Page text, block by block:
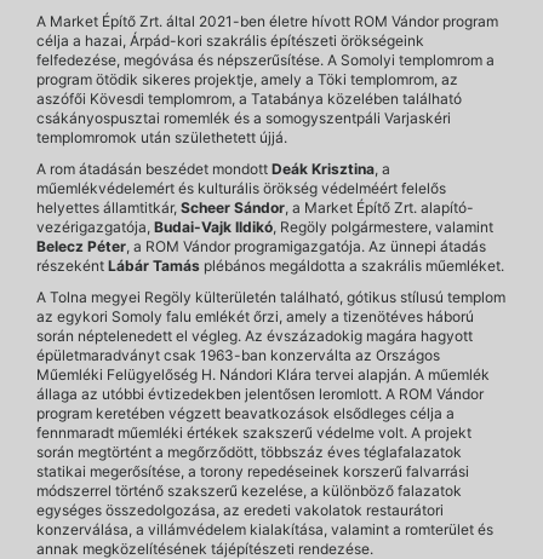
A Market Építő Zrt. által 2021-ben életre hívott ROM Vándor program
célja a hazai, Árpád-kori szakrális építészeti örökségeink
felfedezése, megóvása és népszerűsítése. A Somolyi templomrom a
program ötödik sikeres projektje, amely a Töki templomrom, az
aszófői Kövesdi templomrom, a Tatabánya közelében található
csákányospusztai romemlék és a somogyszentpáli Varjaskéri
templomromok után születhetett újjá.
A rom átadásán beszédet mondott Deák Krisztina, a
műemlékvédelemért és kulturális örökség védelméért felelős
helyettes államtitkár, Scheer Sándor, a Market Építő Zrt. alapító-
vezérigazgatója, Budai-Vajk Ildikó, Regöly polgármestere, valamint
Belecz Péter, a ROM Vándor programigazgatója. Az ünnepi átadás
részeként Lábár Tamás plébános megáldotta a szakrális műemléket.
A Tolna megyei Regöly külterületén található, gótikus stílusú templom
az egykori Somoly falu emlékét őrzi, amely a tizenötéves háború
során néptelenedett el végleg. Az évszázadokig magára hagyott
épületmaradványt csak 1963-ban konzerválta az Országos
Műemléki Felügyelőség H. Nándori Klára tervei alapján. A műemlék
állaga az utóbbi évtizedekben jelentősen leromlott. A ROM Vándor
program keretében végzett beavatkozások elsődleges célja a
fennmaradt műemléki értékek szakszerű védelme volt. A projekt
során megtörtént a megőrződött, többszáz éves téglafalazatok
statikai megerősítése, a torony repedéseinek korszerű falvarrási
módszerrel történő szakszerű kezelése, a különböző falazatok
egységes összedolgozása, az eredeti vakolatok restaurátori
konzerválása, a villámvédelem kialakítása, valamint a romterület és
annak megközelítésének tájépítészeti rendezése.